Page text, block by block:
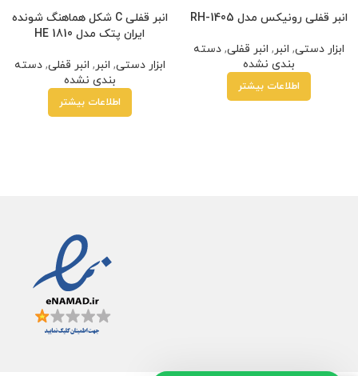
انبر قفلی رونیکس مدل RH-1405
ابزار دستی, انبر, انبر قفلی,دسته
بندی نشده
اطلاعات بیشتر
انبر قفلی C شکل هماهنگ شونده
ایران پتک مدل HE 1810
ابزار دستی, انبر, انبر قفلی,دسته
بندی نشده
اطلاعات بیشتر